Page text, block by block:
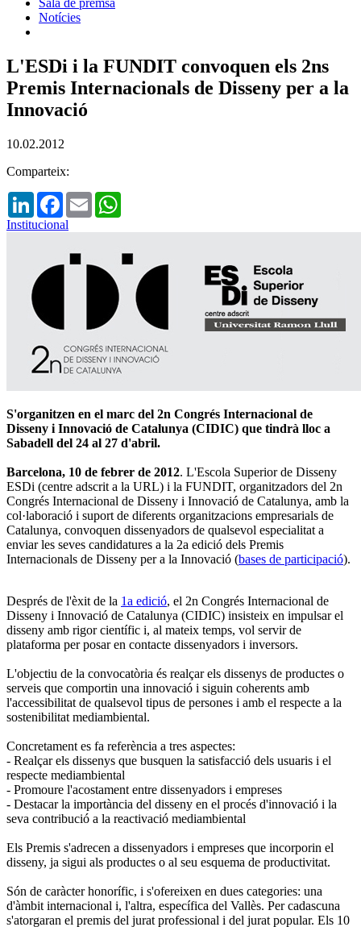
Notícies
L'ESDi i la FUNDIT convoquen els 2ns
Premis Internacionals de Disseny per a la
Innovació
10.02.2012
Comparteix:
LinkedInFacebook
Email
Institucional
S'organitzen en el marc del 2n Congrés Internacional de
Disseny i Innovació de Catalunya (CIDIC) que tindrà lloc a
Sabadell del 24 al 27 d'abril.
Barcelona, 10 de febrer de 2012. L'Escola Superior de Disseny
ESDi (centre adscrit a la URL) i la FUNDIT, organitzadors del 2n
Congrés Internacional de Disseny i Innovació de Catalunya, amb la
col·laboració i suport de diferents organitzacions empresarials de
Catalunya, convoquen dissenyadors de qualsevol especialitat a
enviar les seves candidatures a la 2a edició dels Premis
Internacionals de Disseny per a la Innovació (bases de participació).
Després de l'èxit de la 1a edició, el 2n Congrés Internacional de
Disseny i Innovació de Catalunya (CIDIC) insisteix en impulsar el
disseny amb rigor científic i, al mateix temps, vol servir de
plataforma per posar en contacte dissenyadors i inversors.
L'objectiu de la convocatòria és realçar els dissenys de productes o
serveis que comportin una innovació i siguin coherents amb
l'accessibilitat de qualsevol tipus de persones i amb el respecte a la
sostenibilitat mediambiental.
Concretament es fa referència a tres aspectes:
- Realçar els dissenys que busquen la satisfacció dels usuaris i el
respecte mediambiental
- Promoure l'acostament entre dissenyadors i empreses
- Destacar la importància del disseny en el procés d'innovació i la
seva contribució a la reactivació mediambiental
Els Premis s'adrecen a dissenyadors i empreses que incorporin el
disseny, ja sigui als productes o al seu esquema de productivitat.
Són de caràcter honorífic, i s'ofereixen en dues categories: una
d'àmbit internacional i, l'altra, específica del Vallès. Per cadascuna
s'atorgaran el premis del jurat professional i del jurat popular. Els 10